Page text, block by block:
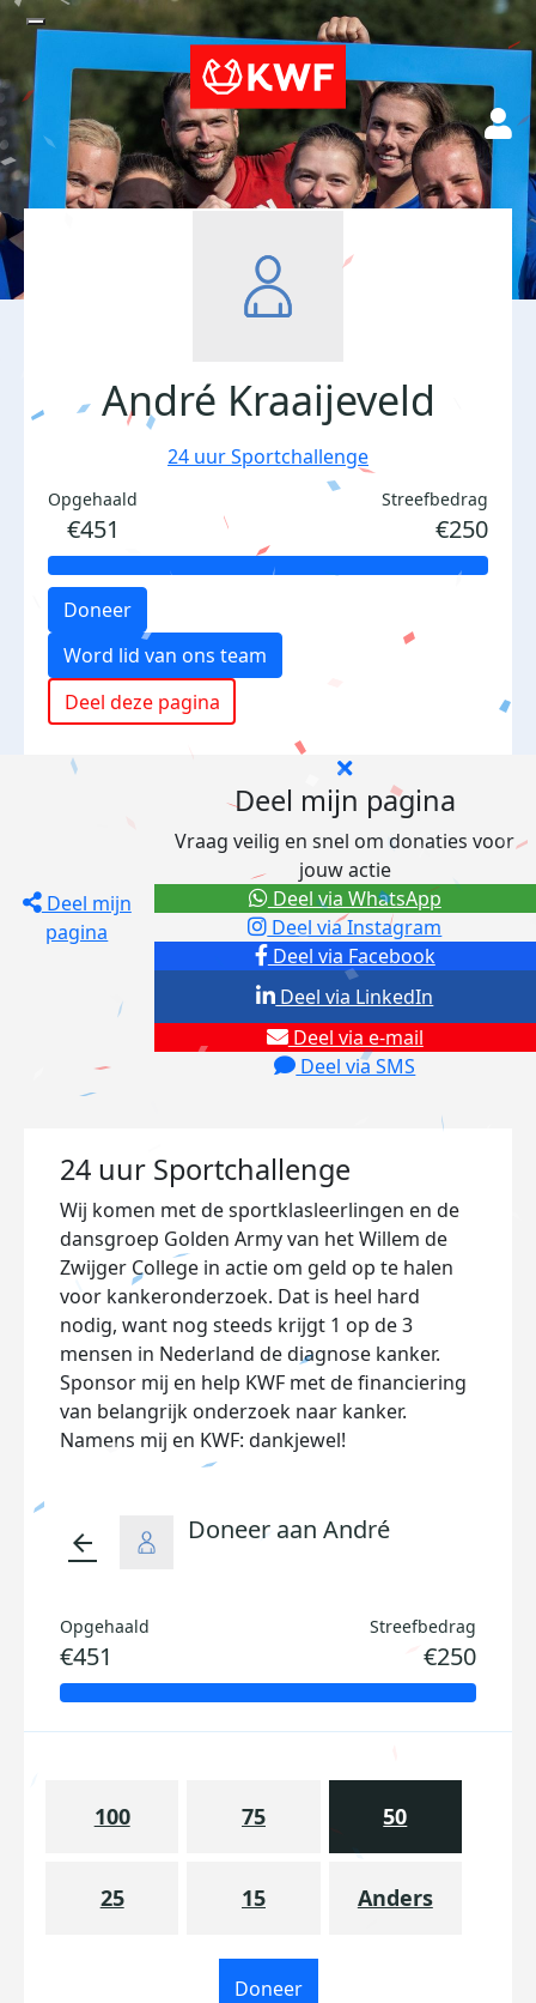
André Kraaijeveld
24 uur Sportchallenge
Opgehaald
€451
Streefbedrag
€250
Doneer
Word lid van ons team
Deel deze pagina
Deel mijn
pagina
Deel mijn pagina
Vraag veilig en snel om donaties voor
jouw actie
Deel via Facebook
Deel via Instagram
Deel via e-mail
Deel via SMS
Deel via LinkedIn
Deel via WhatsApp
24 uur Sportchallenge
Wij komen met de sportklasleerlingen en de
dansgroep Golden Army van het Willem de
Zwijger College in actie om geld op te halen
voor kankeronderzoek. Dat is heel hard
nodig, want nog steeds krijgt 1 op de 3
mensen in Nederland de diagnose kanker.
Sponsor mij en help KWF met de financiering
van belangrijk onderzoek naar kanker.
Namens mij en KWF: dankjewel!
arrow_back Doneer aan André
Opgehaald
€451
Streefbedrag
€250
100 75 50
25 15 Anders
Doneer